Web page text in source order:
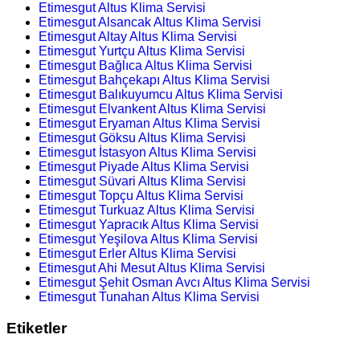
Etimesgut Altus Klima Servisi
Etimesgut Alsancak Altus Klima Servisi
Etimesgut Altay Altus Klima Servisi
Etimesgut Yurtçu Altus Klima Servisi
Etimesgut Bağlıca Altus Klima Servisi
Etimesgut Bahçekapı Altus Klima Servisi
Etimesgut Balıkuyumcu Altus Klima Servisi
Etimesgut Elvankent Altus Klima Servisi
Etimesgut Eryaman Altus Klima Servisi
Etimesgut Göksu Altus Klima Servisi
Etimesgut İstasyon Altus Klima Servisi
Etimesgut Piyade Altus Klima Servisi
Etimesgut Süvari Altus Klima Servisi
Etimesgut Topçu Altus Klima Servisi
Etimesgut Turkuaz Altus Klima Servisi
Etimesgut Yapracık Altus Klima Servisi
Etimesgut Yeşilova Altus Klima Servisi
Etimesgut Erler Altus Klima Servisi
Etimesgut Ahi Mesut Altus Klima Servisi
Etimesgut Şehit Osman Avcı Altus Klima Servisi
Etimesgut Tunahan Altus Klima Servisi
Etiketler